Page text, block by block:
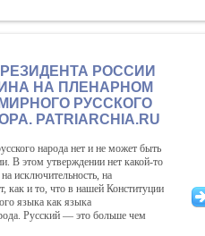
РОССИИ
НА ПЛЕНАРНОМ
РУССКОГО
PATRIARCHIA.RU
народа нет и не может быть
В этом утверждении нет какой-то
исключительность, на
как и то, что в нашей Конституции
языка как языка
Русский — это больше чем